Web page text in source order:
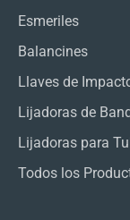
Esmeriles
Balancines
Llaves de
Lijadoras de
Lijadoras para
Todos los